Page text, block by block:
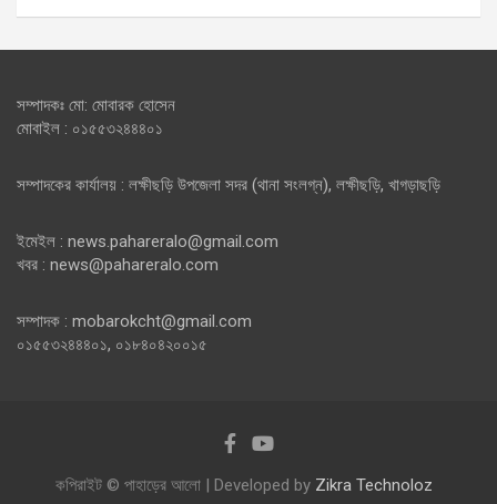
সম্পাদকঃ মো: মোবারক হোসেন
মোবাইল : ০১৫৫৩২৪৪৪০১
সম্পাদকের কার্যালয় : লক্ষীছড়ি উপজেলা সদর (থানা সংলগ্ন), লক্ষীছড়ি, খাগড়াছড়ি
ইমেইল : news.pahareralo@gmail.com
খবর : news@pahareralo.com
সম্পাদক : mobarokcht@gmail.com
০১৫৫৩২৪৪৪০১, ০১৮৪০৪২০০১৫
কপিরাইট © পাহাড়ের আলো | Developed by Zikra Technoloz